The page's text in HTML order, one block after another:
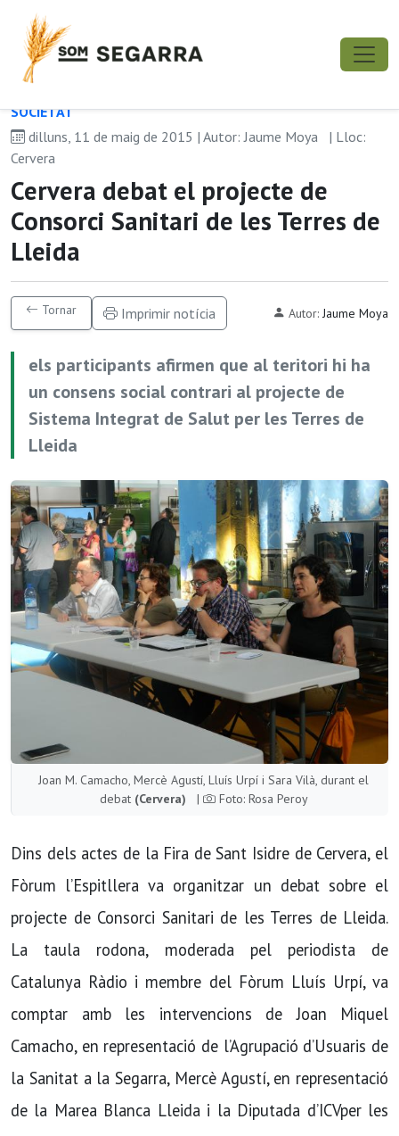
SOCIETAT
dilluns, 11 de maig de 2015 | Autor: Jaume Moya
| Lloc:
Cervera
Cervera debat el projecte de
Consorci Sanitari de les Terres de
Lleida
Tornar Imprimir notícia Autor: Jaume Moya
els participants afirmen que al teritori hi ha
un consens social contrari al projecte de
Sistema Integrat de Salut per les Terres de
Lleida
Joan M. Camacho, Mercè Agustí, Lluís Urpí i Sara Vilà, durant el
debat (Cervera) | Foto: Rosa Peroy
Dins dels actes de la Fira de Sant Isidre de Cervera, el
Fòrum l’Espitllera va organitzar un debat sobre el
projecte de Consorci Sanitari de les Terres de Lleida.
La taula rodona, moderada pel periodista de
Catalunya Ràdio i membre del Fòrum Lluís Urpí, va
comptar amb les intervencions de Joan Miquel
Camacho, en representació de l’Agrupació d’Usuaris de
la Sanitat a la Segarra, Mercè Agustí, en representació
de la Marea Blanca Lleida i la Diputada d’ICVper les